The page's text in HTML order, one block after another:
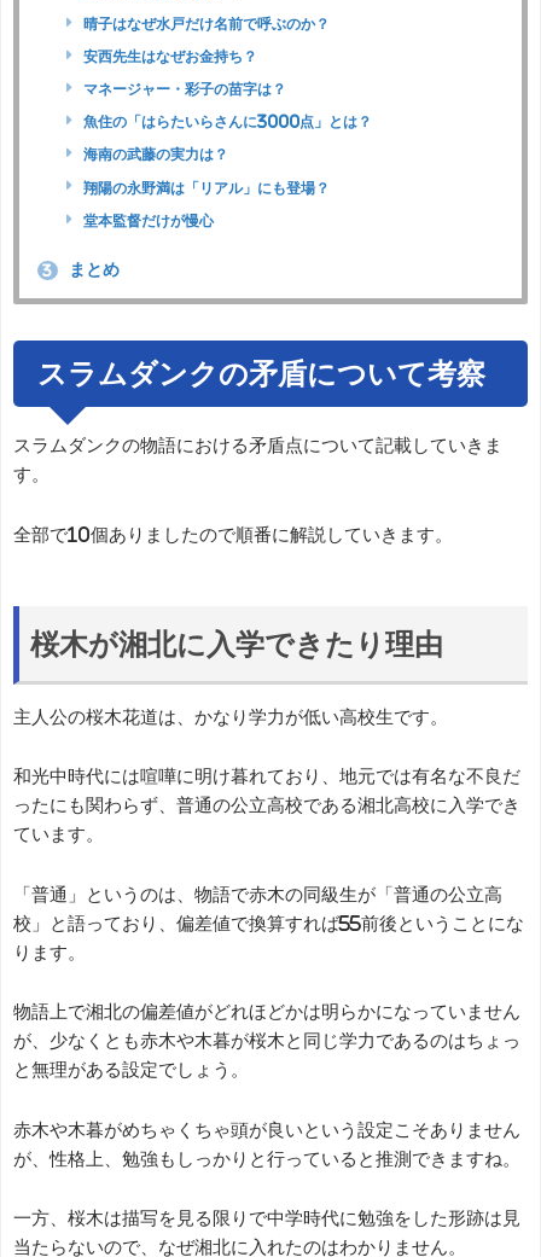
晴子はなぜ水戸だけ名前で呼ぶのか？
安西先生はなぜお金持ち？
マネージャー・彩子の苗字は？
魚住の「はらたいらさんに3000点」とは？
海南の武藤の実力は？
翔陽の永野満は「リアル」にも登場？
堂本監督だけが慢心
3 まとめ
スラムダンクの矛盾について考察
スラムダンクの物語における矛盾点について記載していきま
す。
全部で10個ありましたので順番に解説していきます。
桜木が湘北に入学できたり理由
主人公の桜木花道は、かなり学力が低い高校生です。
和光中時代には喧嘩に明け暮れており、地元では有名な不良だ
ったにも関わらず、普通の公立高校である湘北高校に入学でき
ています。
「普通」というのは、物語で赤木の同級生が「普通の公立高
校」と語っており、偏差値で換算すれば55前後ということにな
ります。
物語上で湘北の偏差値がどれほどかは明らかになっていません
が、少なくとも赤木や木暮が桜木と同じ学力であるのはちょっ
と無理がある設定でしょう。
赤木や木暮がめちゃくちゃ頭が良いという設定こそありません
が、性格上、勉強もしっかりと行っていると推測できますね。
一方、桜木は描写を見る限りで中学時代に勉強をした形跡は見
当たらないので、なぜ湘北に入れたのはわかりません。